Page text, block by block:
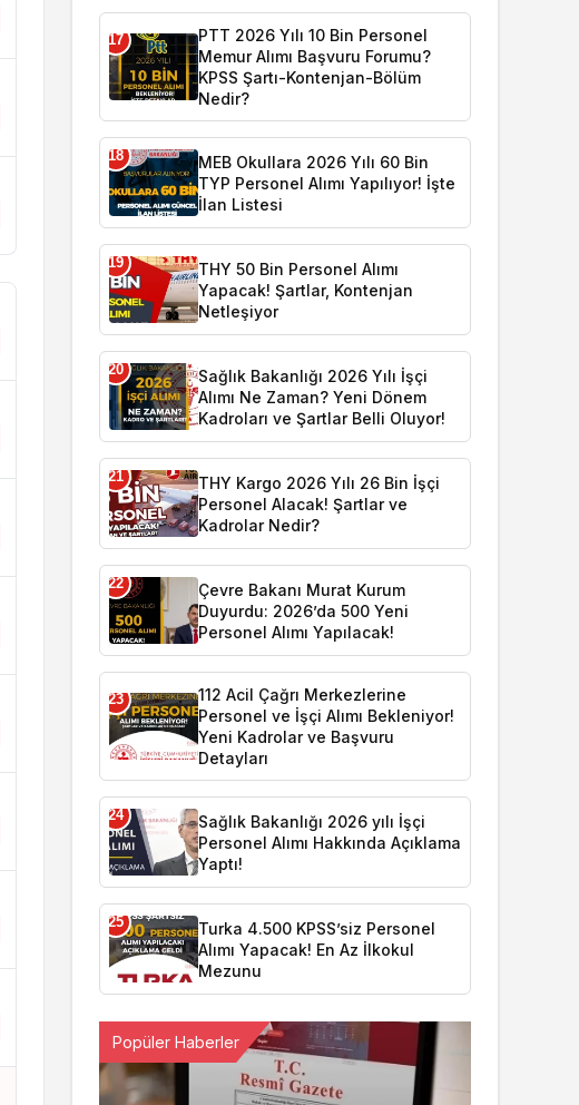
17
PTT 2026 Yılı 10 Bin Personel
Memur Alımı Başvuru Forumu?
KPSS Şartı-Kontenjan-Bölüm
Nedir?
18
MEB Okullara 2026 Yılı 60 Bin
TYP Personel Alımı Yapılıyor! İşte
İlan Listesi
19
THY 50 Bin Personel Alımı
Yapacak! Şartlar, Kontenjan
Netleşiyor
20
Sağlık Bakanlığı 2026 Yılı İşçi
Alımı Ne Zaman? Yeni Dönem
Kadroları ve Şartlar Belli Oluyor!
21
THY Kargo 2026 Yılı 26 Bin İşçi
Personel Alacak! Şartlar ve
Kadrolar Nedir?
22
Çevre Bakanı Murat Kurum
Duyurdu: 2026’da 500 Yeni
Personel Alımı Yapılacak!
23
112 Acil Çağrı Merkezlerine
Personel ve İşçi Alımı Bekleniyor!
Yeni Kadrolar ve Başvuru
Detayları
24
Sağlık Bakanlığı 2026 yılı İşçi
Personel Alımı Hakkında Açıklama
Yaptı!
25
Turka 4.500 KPSS’siz Personel
Alımı Yapacak! En Az İlkokul
Mezunu
Popüler Haberler